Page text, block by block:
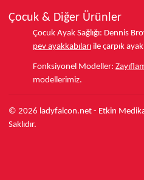
Çocuk & Diğer Ürünler
Çocuk Ayak Sağlığı: Dennis
pev ayakkabıları ile çarpık
Fonksiyonel Modeller:
modellerimiz.
© 2026 ladyfalcon.net - Etkin Medikal
Saklıdır.